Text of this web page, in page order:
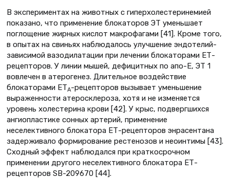
В экспериментах на животных с гиперхолестеринемией
показано, что применение блокаторов ЭТ уменьшает
поглощение жирных кислот макрофагами [41]. Кроме того,
в опытах на свиньях наблюдалось улучшение эндотелий-
зависимой вазодилатации при лечении блокаторами ЕТ-
рецепторов. У линии мышей, дефицитных по апо-Е, ЭТ 1
вовлечен в атерогенез. Длительное воздействие
блокаторами ЕТА-рецепторов вызывает уменьшение
выраженности атеросклероза, хотя и не изменяется
уровень холестерина крови [42]. У крыс, подвергшихся
ангиопластике сонных артерий, применение
неселективного блокатора ЕТ-рецепторов энрасентана
задерживало формирование рестенозов и неоинтимы [43].
Сходный эффект наблюдался при краткосрочном
применении другого неселективного блокатора ЕТ-
рецепторов SB-209670 [44].